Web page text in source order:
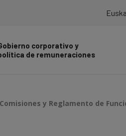
corporativo y
de remuneraciones
y Reglamento de